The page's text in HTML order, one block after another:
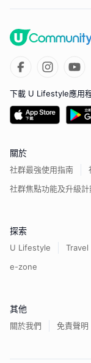
下載 U Lifestyle應用
關於
社群最強使用指南
社群焦點功能及升級計
探索
U Lifestyle Travel
e-zone
其他
關於我們 免責聲明